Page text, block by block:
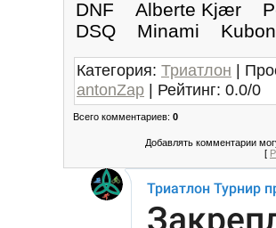
DNF Alberte
DSQ Minami
Категория: Триатлон |
antonZap | Рейтинг: 0.0/0
Всего комментариев: 0
Добавлять комментарии
[